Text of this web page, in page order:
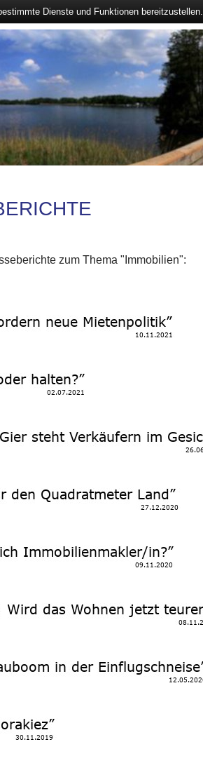
zum Thema "Immobilien":
Dienste und Funktionen bereitzustellen.